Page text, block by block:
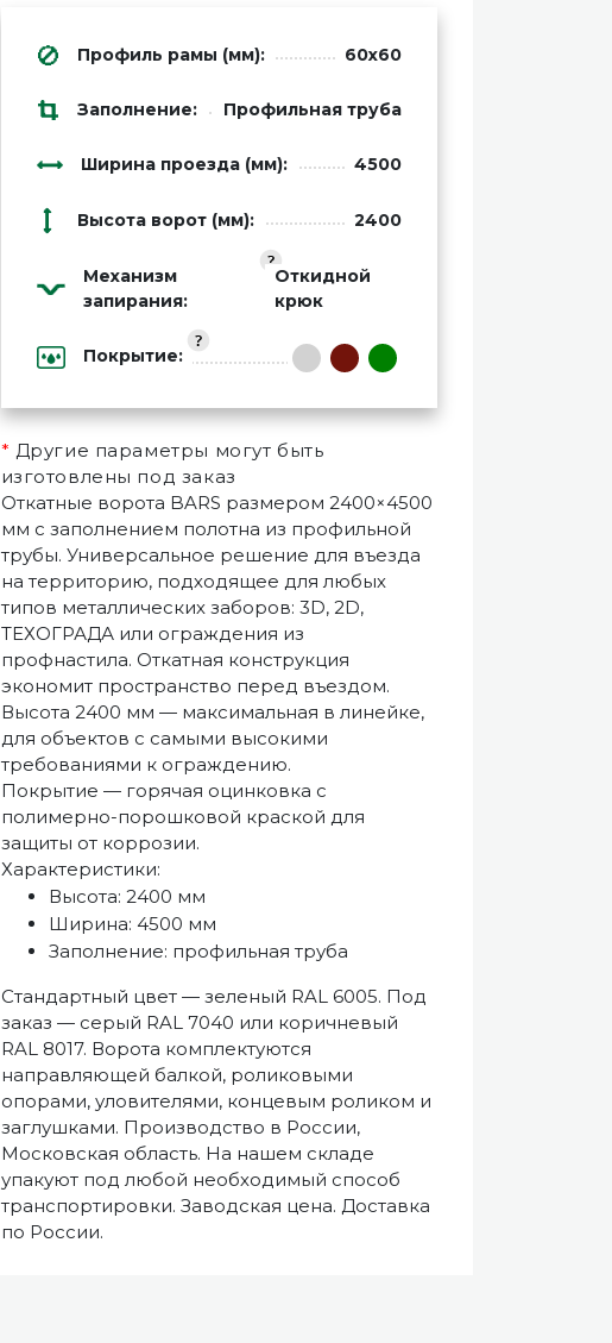
Профиль рамы (мм): 60х60
Заполнение: Профильная труба
Ширина проезда (мм): 4500
Высота ворот (мм): 2400
Механизм
запирания:
Откидной
крюк
Покрытие:
* Другие параметры могут быть
изготовлены под заказ
Откатные ворота BARS размером 2400×4500
мм с заполнением полотна из профильной
трубы. Универсальное решение для въезда
на территорию, подходящее для любых
типов металлических заборов: 3D, 2D,
ТЕХОГРАДА или ограждения из
профнастила. Откатная конструкция
экономит пространство перед въездом.
Высота 2400 мм — максимальная в линейке,
для объектов с самыми высокими
требованиями к ограждению.
Покрытие — горячая оцинковка с
полимерно-порошковой краской для
защиты от коррозии.
Характеристики:
Высота: 2400 мм
Ширина: 4500 мм
Заполнение: профильная труба
Стандартный цвет — зеленый RAL 6005. Под
заказ — серый RAL 7040 или коричневый
RAL 8017. Ворота комплектуются
направляющей балкой, роликовыми
опорами, уловителями, концевым роликом и
заглушками. Производство в России,
Московская область. На нашем складе
упакуют под любой необходимый способ
транспортировки. Заводская цена. Доставка
по России.